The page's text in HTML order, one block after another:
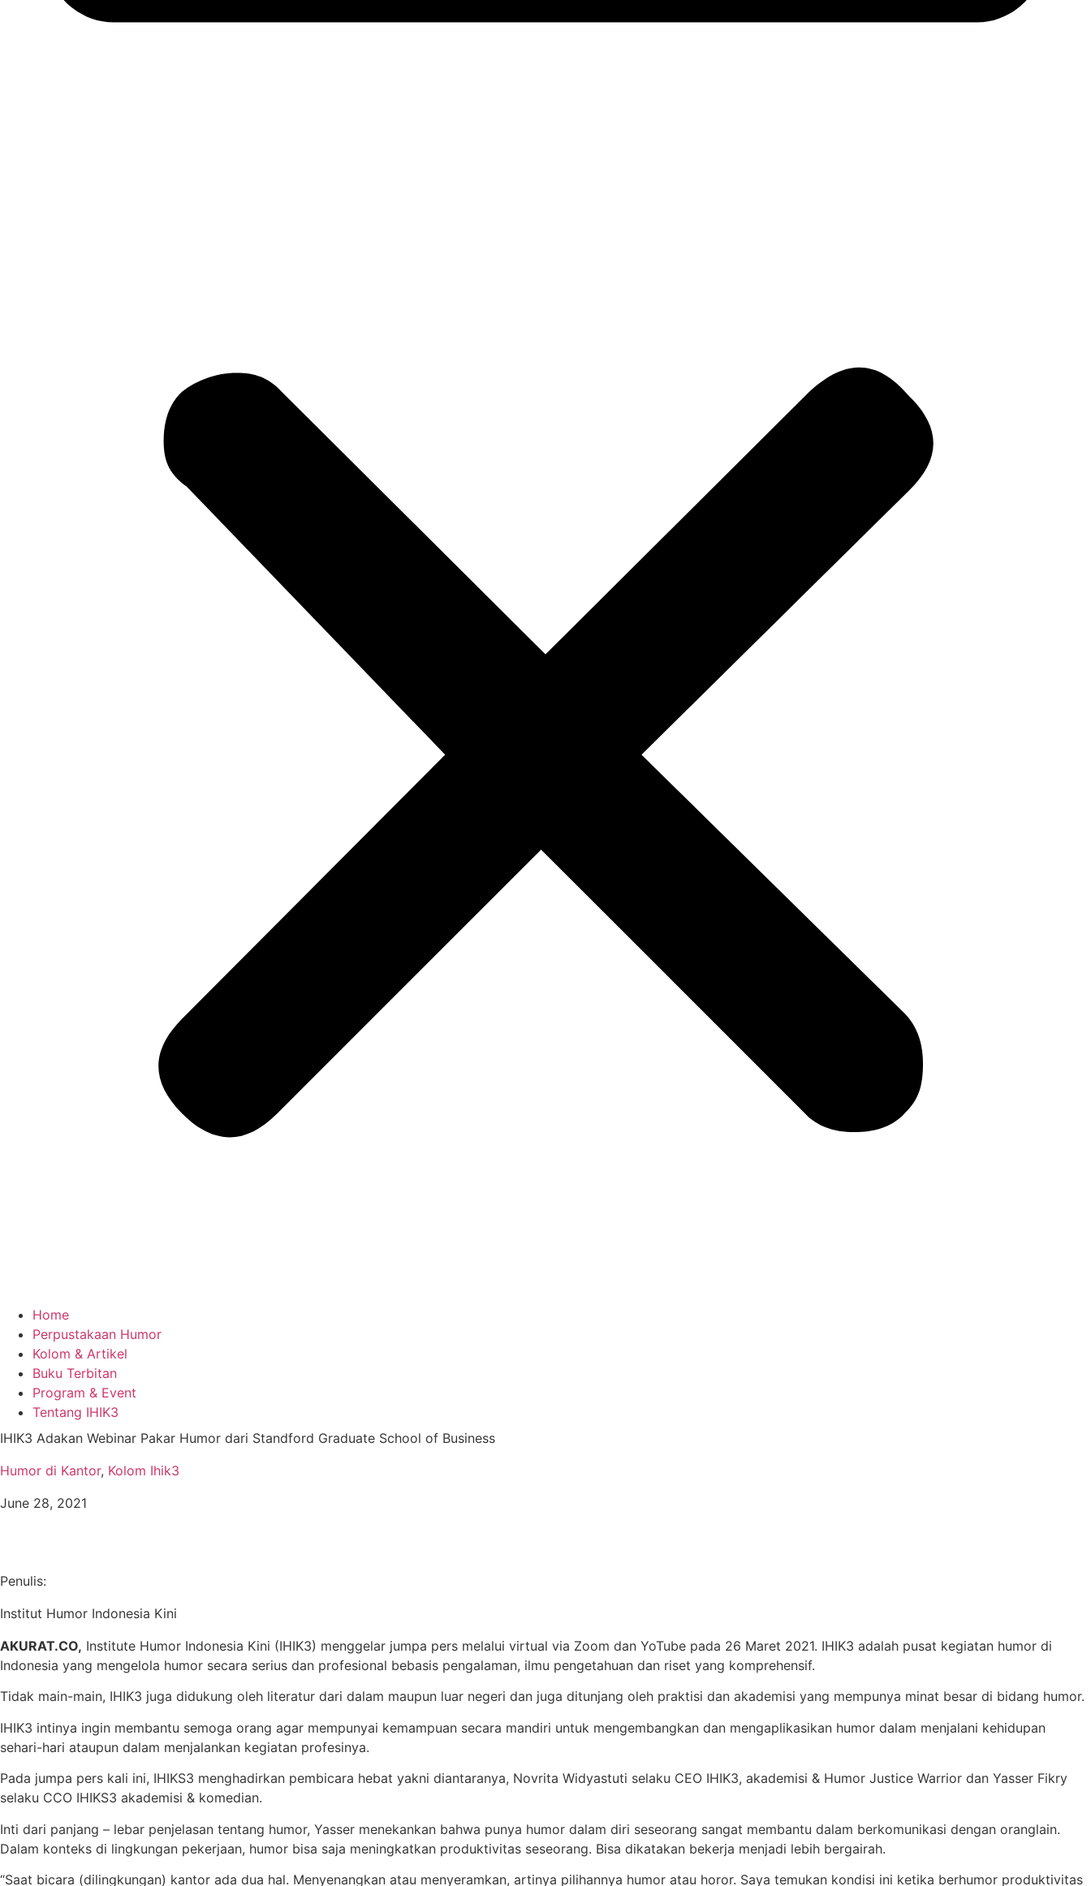
Home
Perpustakaan Humor
Kolom & Artikel
Buku Terbitan
Program & Event
Tentang IHIK3
IHIK3 Adakan Webinar Pakar Humor dari Standford Graduate School of Business
Humor di Kantor, Kolom Ihik3
June 28, 2021
Penulis:
Institut Humor Indonesia Kini
AKURAT.CO, Institute Humor Indonesia Kini (IHIK3) menggelar jumpa pers melalui virtual via Zoom dan YoTube pada 26 Maret 2021. IHIK3 adalah pusat kegiatan humor di
Indonesia yang mengelola humor secara serius dan profesional bebasis pengalaman, ilmu pengetahuan dan riset yang komprehensif.
Tidak main-main, IHIK3 juga didukung oleh literatur dari dalam maupun luar negeri dan juga ditunjang oleh praktisi dan akademisi yang mempunya minat besar di bidang humor.
IHIK3 intinya ingin membantu semoga orang agar mempunyai kemampuan secara mandiri untuk mengembangkan dan mengaplikasikan humor dalam menjalani kehidupan
sehari-hari ataupun dalam menjalankan kegiatan profesinya.
Pada jumpa pers kali ini, IHIKS3 menghadirkan pembicara hebat yakni diantaranya, Novrita Widyastuti selaku CEO IHIK3, akademisi & Humor Justice Warrior dan Yasser Fikry
selaku CCO IHIKS3 akademisi & komedian.
Inti dari panjang – lebar penjelasan tentang humor, Yasser menekankan bahwa punya humor dalam diri seseorang sangat membantu dalam berkomunikasi dengan oranglain.
Dalam konteks di lingkungan pekerjaan, humor bisa saja meningkatkan produktivitas seseorang. Bisa dikatakan bekerja menjadi lebih bergairah.
“Saat bicara (dilingkungan) kantor ada dua hal. Menyenangkan atau menyeramkan, artinya pilihannya humor atau horor. Saya temukan kondisi ini ketika berhumor produktivitas